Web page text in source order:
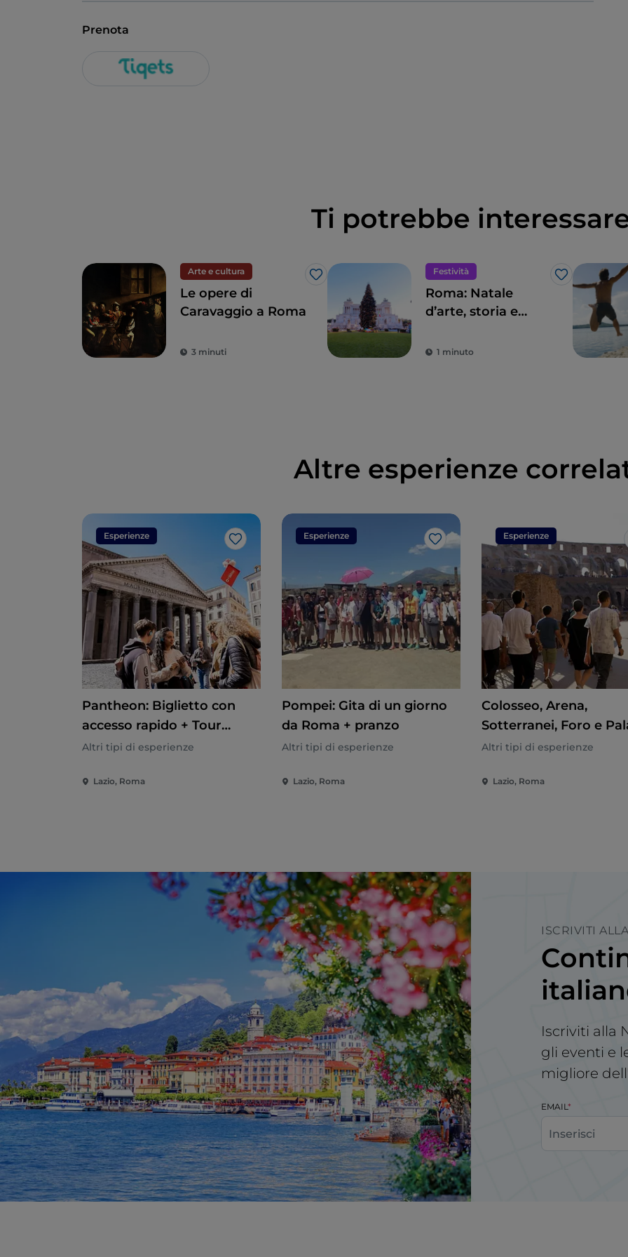
Prenota
Ti potrebbe
Arte e cultura
Like
Le opere di
Caravaggio a Roma
3 minuti
Festività
Like
Roma: Natale
d’arte, storia e
1 minuto
Altre esperienze
Esperienze
Like
Pantheon: Biglietto con
accesso rapido + Tour
guidato
Altri tipi di esperienze
Lazio, Roma
Esperienze
Like
Pompei: Gita di un giorno
da Roma + pranzo
Altri tipi di esperienze
Lazio, Roma
Esperienze
Colosseo, Arena,
Sotterranei, Foro e
+ Tour guidato
Altri tipi di esperienze
Lazio, Roma
ISCRIVITI
Iscriviti alla
gli eventi e
migliore
EMAIL